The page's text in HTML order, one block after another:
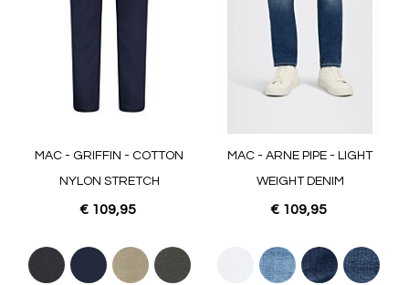
MAC - GRIFFIN - COTTON
NYLON STRETCH
€ 109,95
MAC - ARNE PIPE - LIGHT
WEIGHT DENIM
€ 109,95